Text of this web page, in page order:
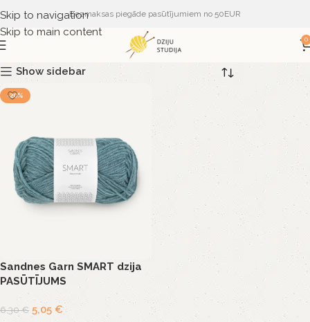
Skip to navigation
Skip to main content
Bezmaksas piegāde pasūtījumiem no 50EUR
0
Show sidebar
-20%
Sandnes Garn SMART dzija
PASŪTĪJUMS
6,30€ 5,05 €